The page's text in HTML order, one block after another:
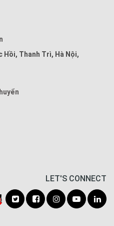
Hồi, Thanh Trì, Hà Nội,
LET'S CONNECT